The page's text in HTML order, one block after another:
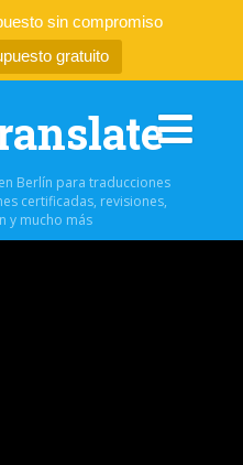
sin compromiso
gratuito
Berlín para traducciones
certificadas, revisiones,
y mucho más